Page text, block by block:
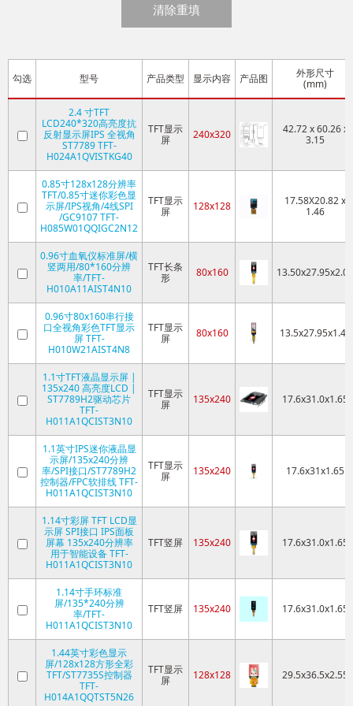
清除重填
勾选 型号 产品类型 显示内容 产品图
外形尺寸
(mm)
2.4 寸TFT
LCD240*320高亮度抗
反射显示屏IPS 全视角
ST7789 TFT-
H024A1QVISTKG40
TFT显示
屏
240x320
42.72 x 60.26 x
3.15
0.85寸128x128分辨率
TFT/0.85寸迷你彩色显
示屏/IPS视角/4线SPI
/GC9107 TFT-
H085W01QQIGC2N12
TFT显示
屏
128x128
17.58X20.82 x
1.46
0.96寸血氧仪标准屏/横
竖两用/80*160分辨
率/TFT-
H010A11AIST4N10
TFT长条
形
80x160 13.50x27.95x2.03
0.96寸80x160串行接
口全视角彩色TFT显示
屏 TFT-
H010W21AIST4N8
TFT显示
屏
80x160 13.5x27.95x1.46
1.1寸TFT液晶显示屏 |
135x240 高亮度LCD |
ST7789H2驱动芯片
TFT-
H011A1QCIST3N10
TFT显示
屏
135x240 17.6x31.0x1.65
1.1英寸IPS迷你液晶显
示屏/135x240分辨
率/SPI接口/ST7789H2
控制器/FPC软排线 TFT-
H011A1QCIST3N10
TFT显示
屏
135x240 17.6x31x1.65
1.14寸彩屏 TFT LCD显
示屏 SPI接口 IPS面板
屏幕 135x240分辨率
用于智能设备 TFT-
H011A1QCIST3N10
TFT竖屏 135x240 17.6x31.0x1.65
1.14寸手环标准
屏/135*240分辨
率/TFT-
H011A1QCIST3N10
TFT竖屏 135x240 17.6x31.0x1.65
1.44英寸彩色显示
屏/128x128方形全彩
TFT/ST7735S控制器
TFT-
H014A1QQTST5N26
TFT显示
屏
128x128 29.5x36.5x2.55